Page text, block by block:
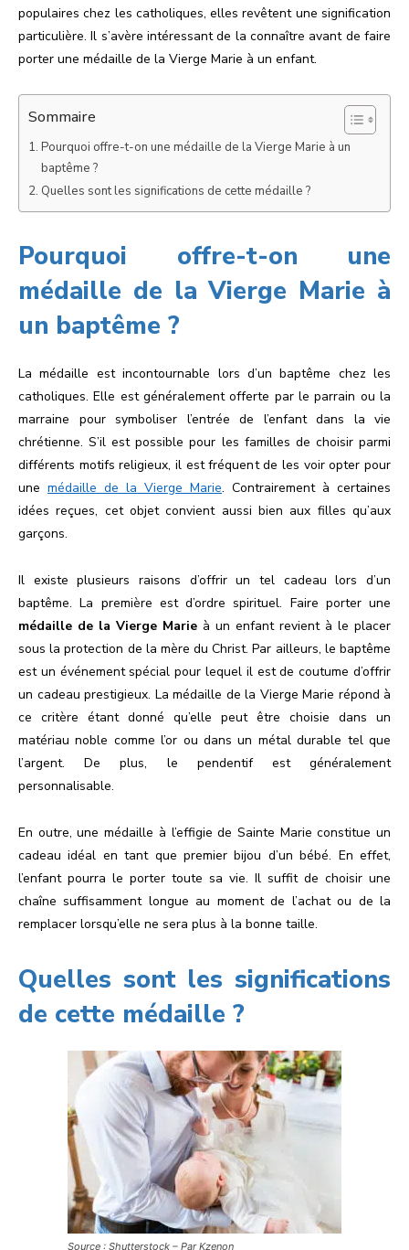
populaires chez les catholiques, elles revêtent une signification
particulière. Il s’avère intéressant de la connaître avant de faire
porter une médaille de la Vierge Marie à un enfant.
Sommaire
Pourquoi offre-t-on une médaille de la Vierge Marie à un
baptême ?
Quelles sont les significations de cette médaille ?
Pourquoi offre-t-on une
médaille de la Vierge Marie à
un baptême ?
La médaille est incontournable lors d’un baptême chez les
catholiques. Elle est généralement offerte par le parrain ou la
marraine pour symboliser l’entrée de l’enfant dans la vie
chrétienne. S’il est possible pour les familles de choisir parmi
différents motifs religieux, il est fréquent de les voir opter pour
une médaille de la Vierge Marie. Contrairement à certaines
idées reçues, cet objet convient aussi bien aux filles qu’aux
garçons.
Il existe plusieurs raisons d’offrir un tel cadeau lors d’un
baptême. La première est d’ordre spirituel. Faire porter une
médaille de la Vierge Marie à un enfant revient à le placer
sous la protection de la mère du Christ. Par ailleurs, le baptême
est un événement spécial pour lequel il est de coutume d’offrir
un cadeau prestigieux. La médaille de la Vierge Marie répond à
ce critère étant donné qu’elle peut être choisie dans un
matériau noble comme l’or ou dans un métal durable tel que
l’argent. De plus, le pendentif est généralement
personnalisable.
En outre, une médaille à l’effigie de Sainte Marie constitue un
cadeau idéal en tant que premier bijou d’un bébé. En effet,
l’enfant pourra le porter toute sa vie. Il suffit de choisir une
chaîne suffisamment longue au moment de l’achat ou de la
remplacer lorsqu’elle ne sera plus à la bonne taille.
Quelles sont les significations
de cette médaille ?
Source : Shutterstock – Par Kzenon